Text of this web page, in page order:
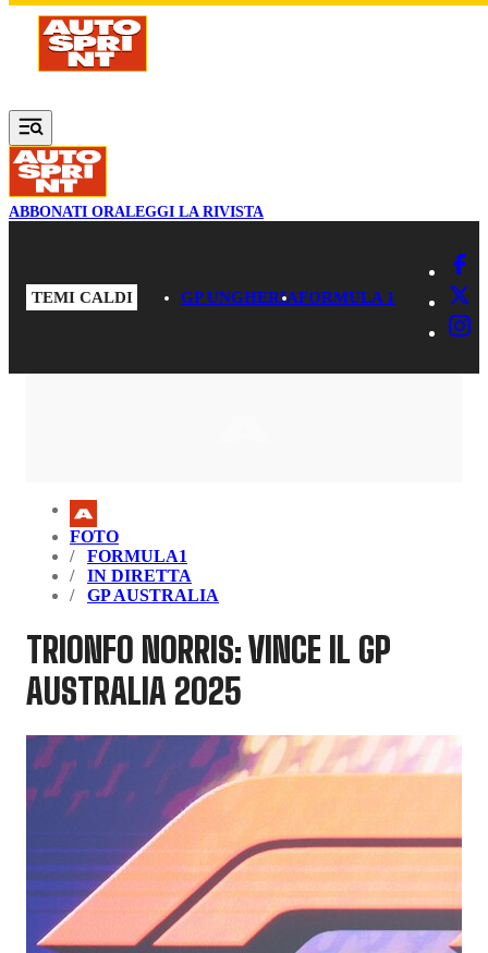
Vai al contenuto principale
ABBONATI ORALEGGI LA RIVISTA
TEMI CALDI GP UNGHERIAFORMULA 1
FOTO
FORMULA1
IN DIRETTA
GP AUSTRALIA
TRIONFO NORRIS: VINCE IL GP
AUSTRALIA 2025